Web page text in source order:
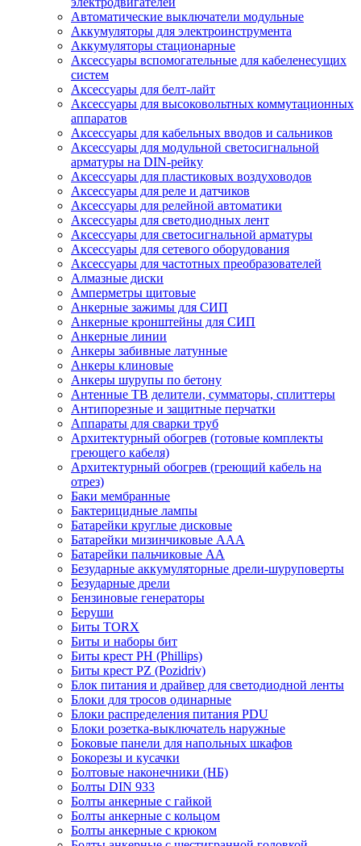
Автоматические выключатели модульные
Аккумуляторы для электроинструмента
Аккумуляторы стационарные
Аксессуары вспомогательные для кабеленесущих
систем
Аксессуары для белт-лайт
Аксессуары для высоковольтных коммутационных
аппаратов
Аксессуары для кабельных вводов и сальников
Аксессуары для модульной светосигнальной
арматуры на DIN-рейку
Аксессуары для пластиковых воздуховодов
Аксессуары для реле и датчиков
Аксессуары для релейной автоматики
Аксессуары для светодиодных лент
Аксессуары для светосигнальной арматуры
Аксессуары для сетевого оборудования
Аксессуары для частотных преобразователей
Алмазные диски
Амперметры щитовые
Анкерные зажимы для СИП
Анкерные кронштейны для СИП
Анкерные линии
Анкеры забивные латунные
Анкеры клиновые
Анкеры шурупы по бетону
Антенные ТВ делители, сумматоры, сплиттеры
Антипорезные и защитные перчатки
Аппараты для сварки труб
Архитектурный обогрев (готовые комплекты
греющего кабеля)
Архитектурный обогрев (греющий кабель на
отрез)
Баки мембранные
Бактерицидные лампы
Батарейки круглые дисковые
Батарейки мизинчиковые ААА
Батарейки пальчиковые АА
Безударные аккумуляторные дрели-шуруповерты
Безударные дрели
Бензиновые генераторы
Беруши
Биты TORX
Биты и наборы бит
Биты крест PH (Phillips)
Биты крест PZ (Pozidriv)
Блок питания и драйвер для светодиодной ленты
Блоки для тросов одинарные
Блоки распределения питания PDU
Блоки розетка-выключатель наружные
Боковые панели для напольных шкафов
Бокорезы и кусачки
Болтовые наконечники (НБ)
Болты DIN 933
Болты анкерные с гайкой
Болты анкерные с кольцом
Болты анкерные с крюком